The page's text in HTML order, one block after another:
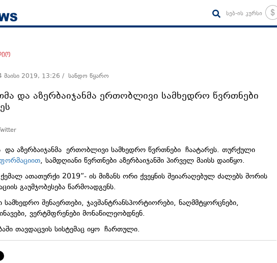
სებ-ის კურსი
მაისი 2019, 13:26 / სანდო წყარო
და აზერბაიჯანმა ერთობლივი სამხედრო წვრთნები
და აზერბაიჯანმა ერთობლივი სამხედრო წვრთნები ჩაატარეს. თურქული
, სამდღიანი წვრთნები აზერბაიჯანში პირველ მაისს დაიწყო.
ათათურქი 2019“- ის მიზანს ორი ქვეყნის შეიარაღებულ ძალებს შორის
გაუმჯობესება წარმოადგენს.
სამხედრო შენაერთები, ჯავშანტრანსპორტიორები, ნაღმმტყორცნები,
ვერტმფრენები მონაწილეობდნენ.
თავდაცვის სისტემაც იყო ჩართული.